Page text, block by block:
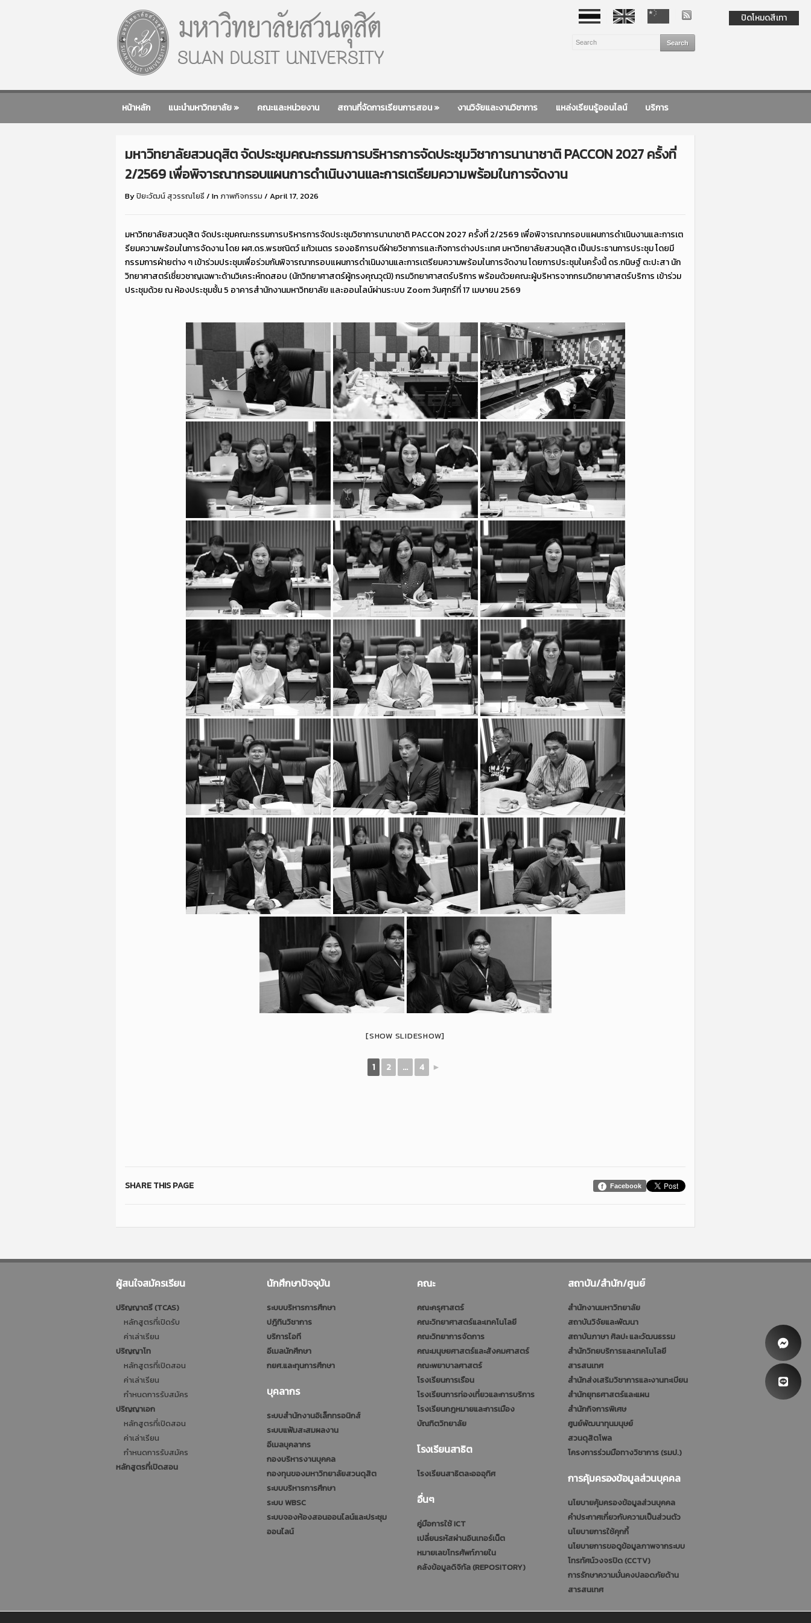
หน้าหลัก แนะนำมหาวิทยาลัย» คณะและหน่วยงาน สถานที่จัดการเรียนการสอน» งานวิจัยและงานวิชาการ แหล่งเรียนรู้ออนไลน์ บริการ
มหาวิทยาลัยสวนดุสิต จัดประชุมคณะกรรมการบริหารการจัดประชุมวิชาการนานาชาติ PACCON 2027 ครั้งที่
2/2569 เพื่อพิจารณากรอบแผนการดำเนินงานและการเตรียมความพร้อมในการจัดงาน
Byปิยะวัฒน์ สุวรรณโยธี/ Inภาพกิจกรรม / April 17, 2026
มหาวิทยาลัยสวนดุสิต จัดประชุมคณะกรรมการบริหารการจัดประชุมวิชาการนานาชาติ PACCON 2027 ครั้งที่ 2/2569 เพื่อพิจารณากรอบแผนการดำเนินงานและการเต
รียมความพร้อมในการจัดงาน โดย ผศ.ดร.พรชณิตว์ แก้วเนตร รองอธิการบดีฝ่ายวิชาการและกิจการต่างประเทศ มหาวิทยาลัยสวนดุสิต เป็นประธานการประชุม โดยมี
กรรมการฝ่ายต่าง ๆ เข้าร่วมประชุมเพื่อร่วมกันพิจารณากรอบแผนการดำเนินงานและการเตรียมความพร้อมในการจัดงาน โดยการประชุมในครั้งนี้ ดร.กนิษฐ์ ตะปะสา นัก
วิทยาศาสตร์เชี่ยวชาญเฉพาะด้านวิเคระห์ทดสอบ (นักวิทยาศาสตร์ผู้ทรงคุณวุฒิ) กรมวิทยาศาสตร์บริการ พร้อมด้วยคณะผู้บริหารจากกรมวิทยาศาสตร์บริการ เข้าร่วม
ประชุมด้วย ณ ห้องประชุมชั้น 5 อาคารสำนักงานมหาวิทยาลัย และออนไลน์ผ่านระบบ Zoom วันศุกร์ที่ 17 เมษายน 2569
[SHOW SLIDESHOW]
1 2 ... 4 ►
Facebook
SHARE THIS PAGE
ผู้สนใจสมัครเรียน
ปริญญาตรี (TCAS)
หลักสูตรที่เปิดรับ
ค่าเล่าเรียน
ปริญญาโท
หลักสูตรที่เปิดสอน
ค่าเล่าเรียน
กำหนดการรับสมัคร
ปริญญาเอก
หลักสูตรที่เปิดสอน
ค่าเล่าเรียน
กำหนดการรับสมัคร
หลักสูตรที่เปิดสอน
นักศึกษาปัจจุบัน
ระบบบริหารการศึกษา
ปฎิทินวิชาการ
บริการไอที
อีเมลนักศึกษา
กยศ.และทุนการศึกษา
บุคลากร
ระบบสำนักงานอิเล็กทรอนิกส์
ระบบแฟ้มสะสมผลงาน
อีเมลบุคลากร
กองบริหารงานบุคคล
กองทุนของมหาวิทยาลัยสวนดุสิต
ระบบบริหารการศึกษา
ระบบ WBSC
ระบบจองห้องสอนออนไลน์และประชุม
ออนไลน์
คณะ
คณะครุศาสตร์
คณะวิทยาศาสตร์และเทคโนโลยี
คณะวิทยาการจัดการ
คณะมนุษยศาสตร์และสังคมศาสตร์
คณะพยาบาลศาสตร์
โรงเรียนการเรือน
โรงเรียนการท่องเที่ยวและการบริการ
โรงเรียนกฎหมายและการเมือง
บัณฑิตวิทยาลัย
โรงเรียนสาธิต
โรงเรียนสาธิตละอออุทิศ
อื่นๆ
คู่มือการใช้ ICT
เปลี่ยนรหัสผ่านอินเทอร์เน็ต
หมายเลขโทรศัพท์ภายใน
คลังข้อมูลดิจิทัล (REPOSITORY)
สถาบัน/สำนัก/ศูนย์
สำนักงานมหาวิทยาลัย
สถาบันวิจัยและพัฒนา
สถาบันภาษา ศิลปะ และวัฒนธรรม
สำนักวิทยบริการและเทคโนโลยี
สารสนเทศ
สำนักส่งเสริมวิชาการและงานทะเบียน
สำนักยุทธศาสตร์และแผน
สำนักกิจการพิเศษ
ศูนย์พัฒนาทุนมนุษย์
สวนดุสิตโพล
โครงการร่วมมือทางวิชาการ (รมป.)
การคุ้มครองข้อมูลส่วนบุคคล
นโยบายคุ้มครองข้อมูลส่วนบุคคล
คำประกาศเกี่ยวกับความเป็นส่วนตัว
นโยบายการใช้คุกกี้
นโยบายการขอดูข้อมูลภาพจากระบบ
โทรทัศน์วงจรปิด (CCTV)
การรักษาความมั่นคงปลอดภัยด้าน
สารสนเทศ
ปิดโหมดสีเทา